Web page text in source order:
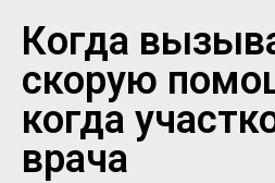
Когда
скорую
когда
врача